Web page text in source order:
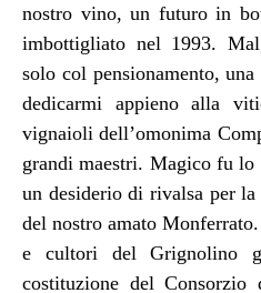
nostro vino, un futuro in
imbottigliato nel 1993.
solo col pensionamento,
dedicarmi appieno alla
vignaioli dell’omonima
grandi maestri. Magico fu
un desiderio di rivalsa per
del nostro amato
e cultori del Grignolino
costituzione del